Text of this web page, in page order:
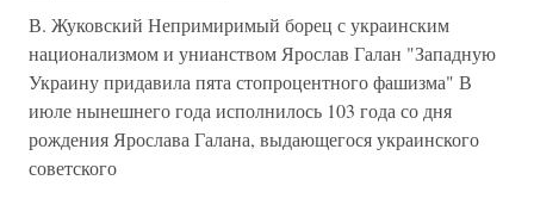
В. Жуковский Непримиримый борец с украинским
национализмом и унианством Ярослав Галан "Западную
Украину придавила пята стопроцентного фашизма" В
июле нынешнего года исполнилось 103 года со дня
рождения Ярослава Галана, выдающегося украинского
советского